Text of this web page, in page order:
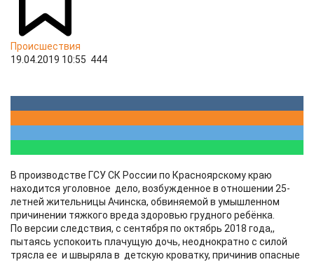
Происшествия
19.04.2019 10:55 444
В производстве ГСУ СК России по Красноярскому краю
находится уголовное дело, возбужденное в отношении 25-
летней жительницы Ачинска, обвиняемой в умышленном
причинении тяжкого вреда здоровью грудного ребёнка.
По версии следствия, с сентября по октябрь 2018 года,,
пытаясь успокоить плачущую дочь, неоднократно с силой
трясла ее и швыряла в детскую кроватку, причинив опасные